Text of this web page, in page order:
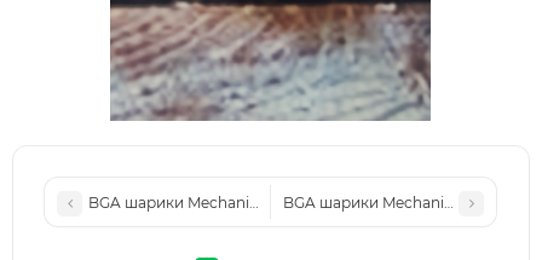
BGA шарики Mechanic 0.25 mmBGA шарики Mechanic 0.4 mm